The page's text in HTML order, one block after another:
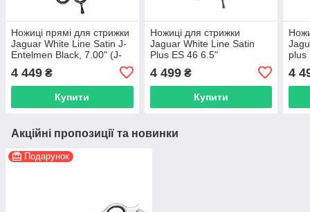
Ножиці прямі для стрижки
Jaguar White Line Satin J-
Entelmen Black, 7.00" (J-
4 449 ₴
Купити
Ножиці для стрижки
Jaguar White Line Satin
Plus ES 46 6.5"
4 499₴
Купити
plus
4
Акційні пропозиції та новинки
Подарунок